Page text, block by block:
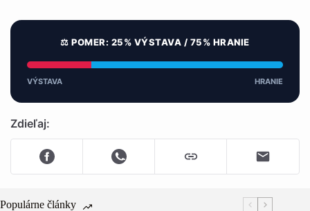
⚖️ POMER: 25% VÝSTAVA / 75% HRANIE
VÝSTAVA HRANIE
Zdieľaj:
Populárne články